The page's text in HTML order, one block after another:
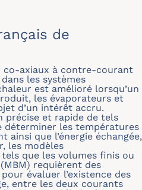
de
co-axiaux à contre-courant
les systèmes
est amélioré lorsqu’un
les évaporateurs et
d’un intérêt accru.
précise et rapide de tels
déterminer les températures
ainsi que l’énergie échangée,
les modèles
que les volumes finis ou
requièrent des
évaluer l’existence des
entre les deux courants